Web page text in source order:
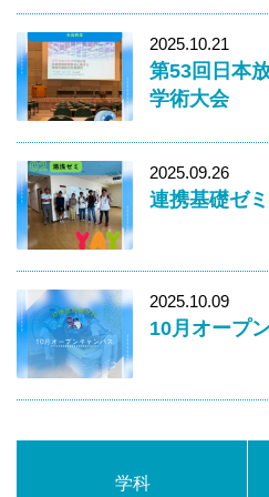
2025.10.21
第53回日本
学術大会
2025.09.26
連携基礎ゼミ
2025.10.09
10月オープ
学科